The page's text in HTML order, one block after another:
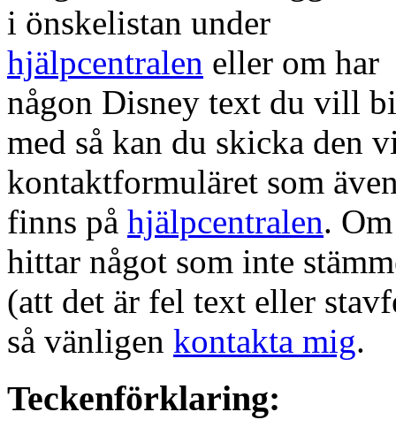
i önskelistan under
hjälpcentralen eller om har
någon Disney text du vill
med så kan du skicka den
kontaktformuläret som
finns på hjälpcentralen.
hittar något som inte
(att det är fel text eller
så vänligen kontakta mig.
Teckenförklaring: